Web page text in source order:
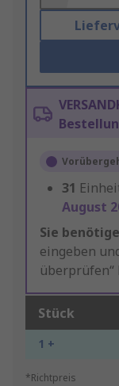
31
August
Sie
eingeben
überprüfen“
Stück
1 +
*Richtpreis